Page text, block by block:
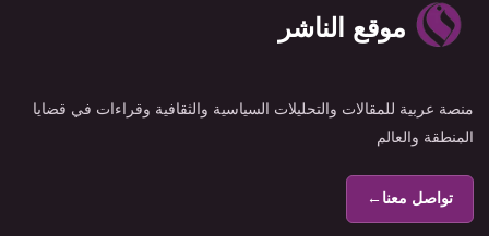
موقع الناشر
منصة عربية للمقالات والتحليلات السياسية والثقافية وقراءات في قضايا
المنطقة والعالم
تواصل معنا←